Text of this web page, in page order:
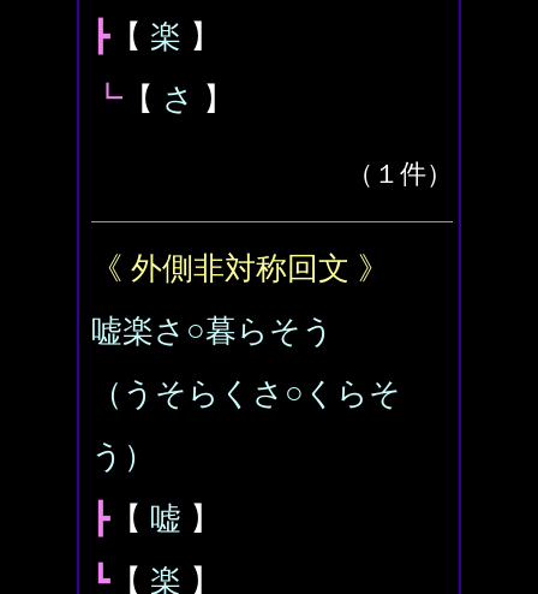
┣ 【 楽 】
┗ 【 さ 】
（１件）
《 外側非対称回文 》
嘘楽さ○暮らそう
（うそらくさ○くらそ
う）
┣ 【 嘘 】
┗ 【 楽 】